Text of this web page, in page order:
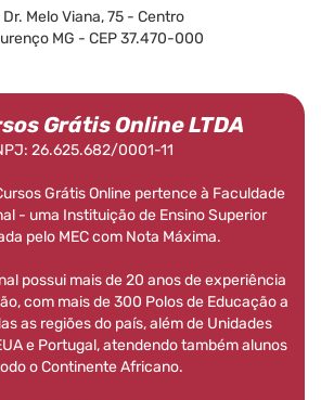
Dr. Melo Viana, 75 - Centro
MG - CEP 37.470-000
Grátis Online LTDA
26.625.682/0001-11
Grátis Online pertence à Faculdade
- uma Instituição de Ensino Superior
pelo MEC com Nota Máxima.
possui mais de 20 anos de experiência
com mais de 300 Polos de Educação a
as regiões do país, além de Unidades
e Portugal, atendendo também alunos
o Continente Africano.